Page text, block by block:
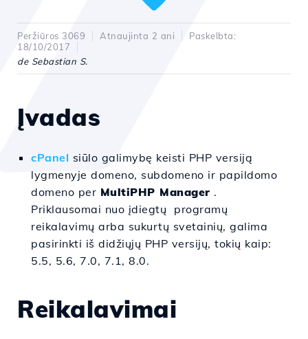
Peržiūros 3069 Atnaujinta 2 ani
Paskelbta:
18/10/2017
de Sebastian S.
Įvadas
cPanel siūlo galimybę keisti PHP versiją
lygmenyje domeno, subdomeno ir papildomo
domeno per MultiPHP Manager .
Priklausomai nuo įdiegtų programų
reikalavimų arba sukurtų svetainių, galima
pasirinkti iš didžiųjų PHP versijų, tokių kaip:
5.5, 5.6, 7.0, 7.1, 8.0.
Reikalavimai